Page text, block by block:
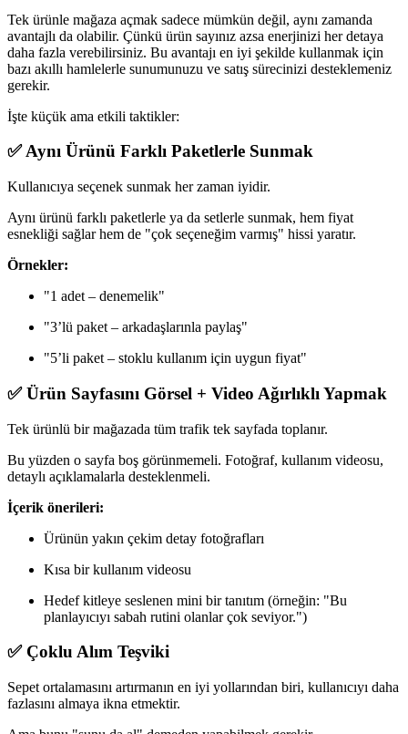
Tek ürünle mağaza açmak sadece mümkün değil, aynı zamanda
avantajlı da olabilir. Çünkü ürün sayınız azsa enerjinizi her detaya
daha fazla verebilirsiniz. Bu avantajı en iyi şekilde kullanmak için
bazı akıllı hamlelerle sunumunuzu ve satış sürecinizi desteklemeniz
gerekir.
İşte küçük ama etkili taktikler:
✅ Aynı Ürünü Farklı Paketlerle Sunmak
Kullanıcıya seçenek sunmak her zaman iyidir.
Aynı ürünü farklı paketlerle ya da setlerle sunmak, hem fiyat
esnekliği sağlar hem de "çok seçeneğim varmış" hissi yaratır.
Örnekler:
"1 adet – denemelik"
"3’lü paket – arkadaşlarınla paylaş"
"5’li paket – stoklu kullanım için uygun fiyat"
✅ Ürün Sayfasını Görsel + Video Ağırlıklı Yapmak
Tek ürünlü bir mağazada tüm trafik tek sayfada toplanır.
Bu yüzden o sayfa boş görünmemeli. Fotoğraf, kullanım videosu,
detaylı açıklamalarla desteklenmeli.
İçerik önerileri:
Ürünün yakın çekim detay fotoğrafları
Kısa bir kullanım videosu
Hedef kitleye seslenen mini bir tanıtım (örneğin: "Bu
planlayıcıyı sabah rutini olanlar çok seviyor.")
✅ Çoklu Alım Teşviki
Sepet ortalamasını artırmanın en iyi yollarından biri, kullanıcıyı daha
fazlasını almaya ikna etmektir.